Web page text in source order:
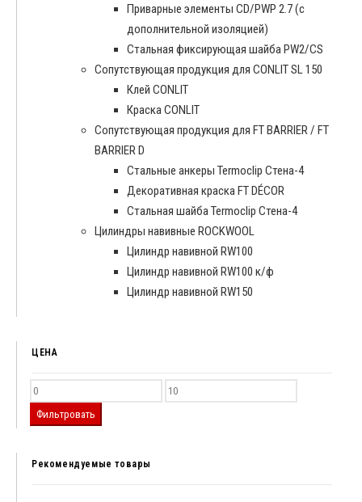
Приварные элементы CD/PWP 2.7 (с
дополнительной изоляцией)
Стальная фиксирующая шайба PW2/CS
Сопутствующая продукция для CONLIT SL 150
Клей CONLIT
Краска CONLIT
Сопутствующая продукция для FT BARRIER / FT
BARRIER D
Cтальные анкеры Termoclip Стена-4
Декоративная краска FT DÉCOR
Стальная шайба Termoclip Стена-4
Цилиндры навивные ROCKWOOL
Цилиндр навивной RW100
Цилиндр навивной RW100 к/ф
Цилиндр навивной RW150
ЦЕНА
Фильтровать
Рекомендуемые товары